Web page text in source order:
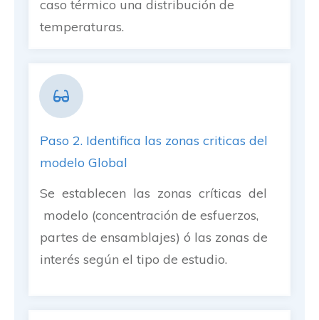
caso térmico una distribución de
temperaturas.
Paso 2. Identifica las zonas criticas del
modelo Global
Se establecen las zonas críticas del
modelo (concentración de esfuerzos,
partes de ensamblajes) ó las zonas de
interés según el tipo de estudio.